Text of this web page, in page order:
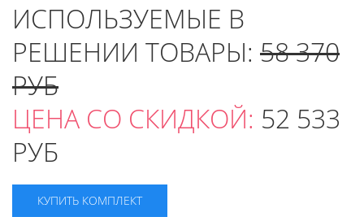
ИСПОЛЬЗУЕМЫЕ В
РЕШЕНИИ ТОВАРЫ: 58 370
РУБ
ЦЕНА СО СКИДКОЙ: 52 533
РУБ
КУПИТЬ КОМПЛЕКТ